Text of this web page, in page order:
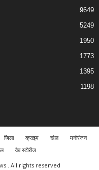
9649
5249
1950
1773
1395
1198
जिला क्राइम खेल
मनोरंजन
वेब स्टोरीज
. All rights reserved